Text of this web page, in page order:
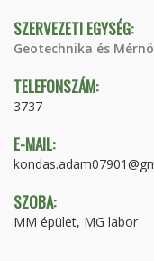
SZERVEZETI EGYSÉG:
Geotechnika és
TELEFONSZÁM:
3737
E-MAIL:
SZOBA:
MM épület, MG labor